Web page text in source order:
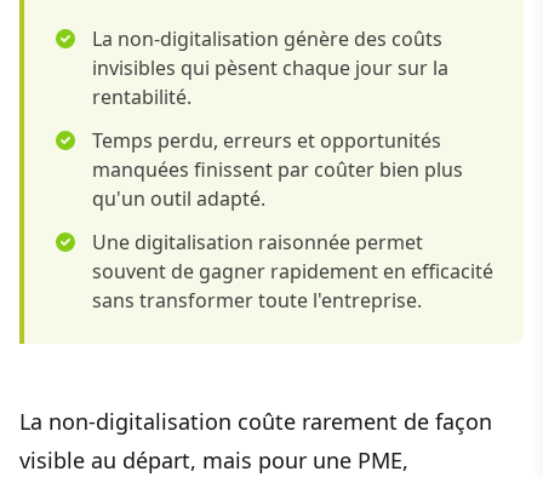
La non-digitalisation génère des coûts
invisibles qui pèsent chaque jour sur la
rentabilité.
Temps perdu, erreurs et opportunités
manquées finissent par coûter bien plus
qu'un outil adapté.
Une digitalisation raisonnée permet
souvent de gagner rapidement en efficacité
sans transformer toute l'entreprise.
La non-digitalisation coûte rarement de façon
visible au départ, mais pour une PME,